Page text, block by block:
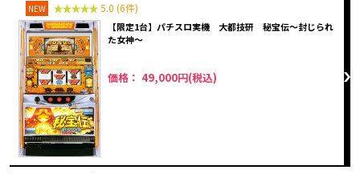
NEW 5.0 (6件)
【限定1台】パチスロ実機 大都技研 秘宝伝～封じられ
た女神～
価格： 49,000円(税込)